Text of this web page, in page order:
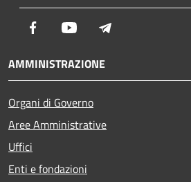
Facebook Youtube
AMMINISTRAZIONE
Organi di Governo
Aree Amministrative
Uffici
Enti e fondazioni